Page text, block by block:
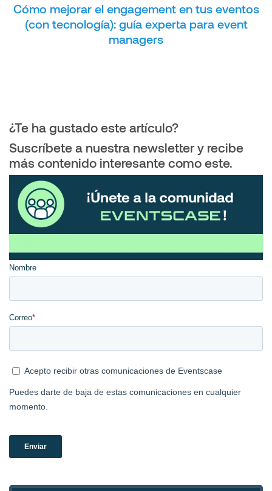
Cómo mejorar el engagement en tus eventos
(con tecnología): guía experta para event
managers
¿Te ha gustado este artículo?
Suscríbete a nuestra newsletter y recibe
más contenido interesante como este.